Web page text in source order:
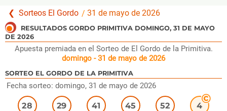
Sorteos El Gordo 31 de mayo de 2026
Apuesta premiada en el Sorteo de El Gordo de la Primitiva.
domingo - 31 de mayo de 2026
SORTEO EL GORDO DE LA PRIMITIVA
Fecha sorteo: domingo, 31 de mayo de 2026
28 29 41 45 52 4